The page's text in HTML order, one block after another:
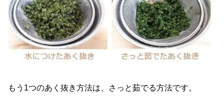
もう1つのあく抜き方法は、さっと茹でる方法です。